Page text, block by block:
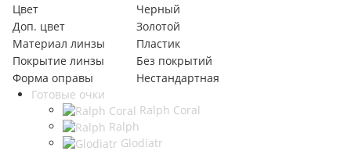
Цвет
Черный
Доп. цвет
Золотой
Материал линзы
Пластик
Покрытие линзы
Без покрытий
Форма оправы
Нестандартная
Готовые очки
Ralph Coral
Ralph
Glodiatr